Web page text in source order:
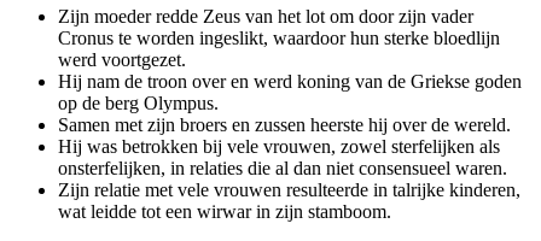
Zijn moeder redde Zeus van het lot om door zijn vader
Cronus te worden ingeslikt, waardoor hun sterke bloedlijn
werd voortgezet.
Hij nam de troon over en werd koning van de Griekse goden
op de berg Olympus.
Samen met zijn broers en zussen heerste hij over de wereld.
Hij was betrokken bij vele vrouwen, zowel sterfelijken als
onsterfelijken, in relaties die al dan niet consensueel waren.
Zijn relatie met vele vrouwen resulteerde in talrijke kinderen,
wat leidde tot een wirwar in zijn stamboom.